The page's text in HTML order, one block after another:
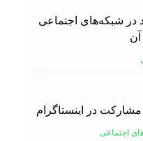
در شبکه‌های اجتماعی
اجتماعی